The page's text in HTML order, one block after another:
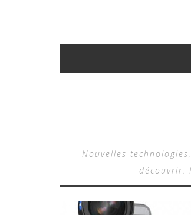
Nouvelles
découvrir.